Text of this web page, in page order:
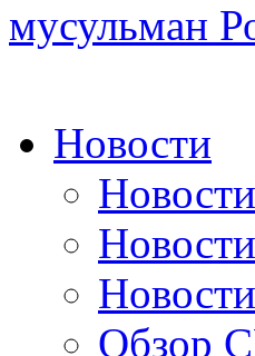
мусульман
Новости
Обзор